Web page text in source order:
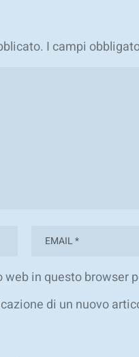
I campi
in questo browser
di un nuovo